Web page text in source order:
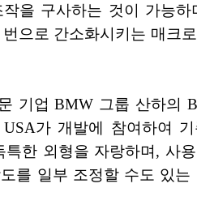
을 구사하는 것이 가능하
으로 간소화시키는 매크
기업 BMW 그룹 산하의
USA가 개발에 참여하여
특한 외형을 자랑하며, 사
를 일부 조정할 수도 있는